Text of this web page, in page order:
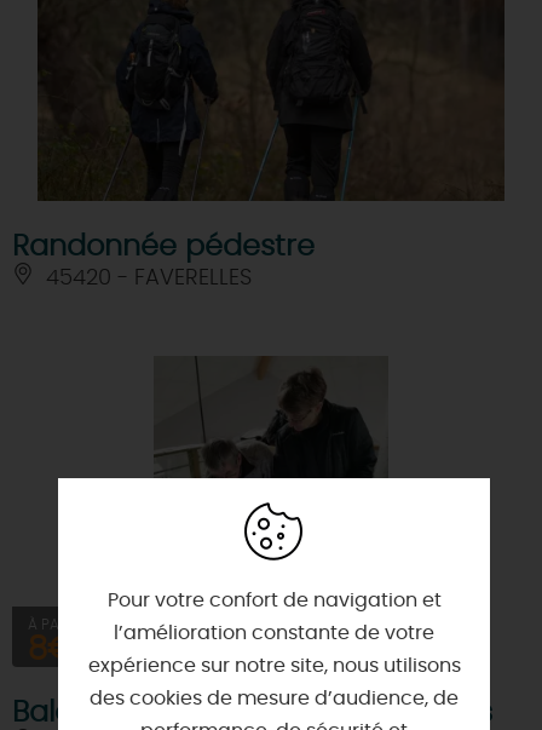
Randonnée pédestre
45420 - FAVERELLES
À PARTIR DE
8€
Balade Loire : Mission Eau Secours
Pour votre confort de navigation et
l’amélioration constante de votre
expérience sur notre site, nous utilisons
des cookies de mesure d’audience, de